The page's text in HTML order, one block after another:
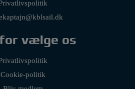
vælge os
Cookie-politik